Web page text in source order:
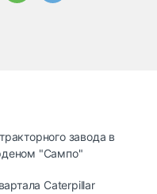
завода в
"Сампо"
Caterpillar